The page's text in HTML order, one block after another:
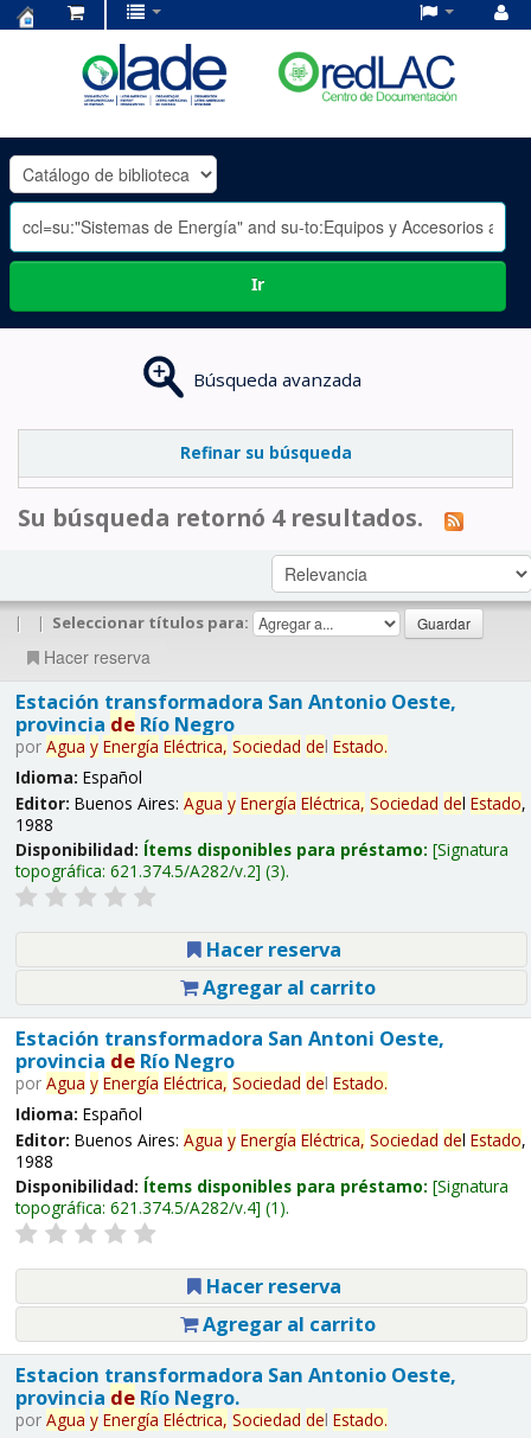
OLADE
-
Ir
Búsqueda avanzada
Refinar su búsqueda
Su búsqueda retornó 4 resultados.
| | Seleccionar títulos para:
Hacer reserva
Estación transformadora San Antonio Oeste,
provincia deRío Negro
por Agua y Energía Eléctrica, Sociedad del Estado.
Idioma: Español
Editor: Buenos Aires: Agua y Energía Eléctrica, Sociedad del Estado,
1988
Disponibilidad: Ítems disponibles para préstamo: Signatura
topográfica: 621.374.5/A282/v.2 (3).
Hacer reserva
Agregar al carrito
Estación transformadora San Antoni Oeste,
provincia deRío Negro
por Agua y Energía Eléctrica, Sociedad del Estado.
Idioma: Español
Editor: Buenos Aires: Agua y Energía Eléctrica, Sociedad del Estado,
1988
Disponibilidad: Ítems disponibles para préstamo: Signatura
topográfica: 621.374.5/A282/v.4 (1).
Hacer reserva
Agregar al carrito
Estacion transformadora San Antonio Oeste,
provincia deRío Negro.
por Agua y Energía Eléctrica, Sociedad del Estado.